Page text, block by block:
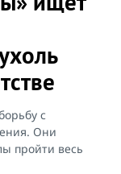
с
Они
пройти весь